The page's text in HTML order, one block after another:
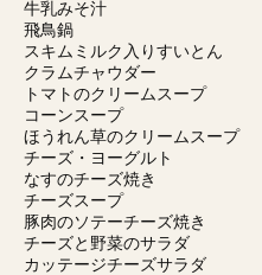
牛乳みそ汁
飛鳥鍋
スキムミルク入りすいとん
クラムチャウダー
トマトのクリームスープ
コーンスープ
ほうれん草のクリームスープ
チーズ・ヨーグルト
なすのチーズ焼き
チーズスープ
豚肉のソテーチーズ焼き
チーズと野菜のサラダ
カッテージチーズサラダ